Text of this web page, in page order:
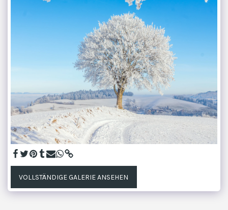
VOLLSTÄNDIGE GALERIE ANSEHEN